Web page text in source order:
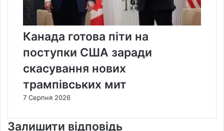
Канада готова піти на
поступки США заради
скасування нових
трампівських мит
7 Серпня 2026
Залишити відповідь